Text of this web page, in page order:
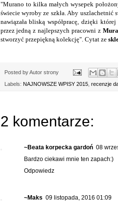
"Murano to kilka małych wysepek
świecie wyroby ze szkła. Aby uszlachetnić
nawiązała bliską współpracę, dzięki
przez jedną z najlepszych pracowni z
stworzyć przepiękną kolekcję". Cytat ze
Posted byAutor strony
Labels: NAJNOWSZE WPISY 2015, recenzje
2 komentarze:
~Beata korpecka gardoń 08
Bardzo ciekawi mnie ten zapach:)
Odpowiedz
~Maks 09 listopada, 2016 01:09